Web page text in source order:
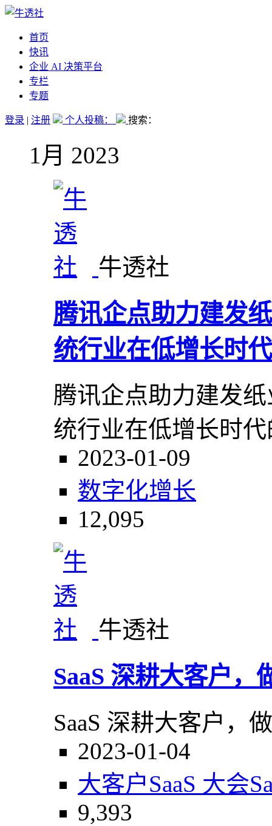
首页
快讯
企业 AI 决策平台
专栏
专题
登录 | 注册 个人投稿： 搜索：
1月 2023
牛透社
腾讯企点助力建发
统行业在低增长时
腾讯企点助力建发
统行业在低增长时
2023-01-09
数字化增长
12,095
牛透社
SaaS 深耕大客户，
SaaS 深耕大客户，
2023-01-04
大客户SaaS 大会
9,393